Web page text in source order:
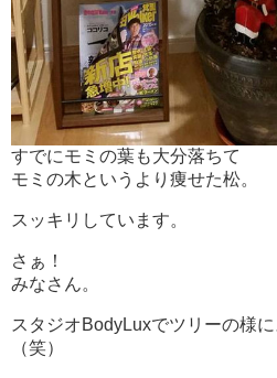
すでにモミの葉も大分落ちて
モミの木というより痩せた松。
スッキリしています。
さぁ！
みなさん。
スタジオBodyLuxでツリーの様
（笑）